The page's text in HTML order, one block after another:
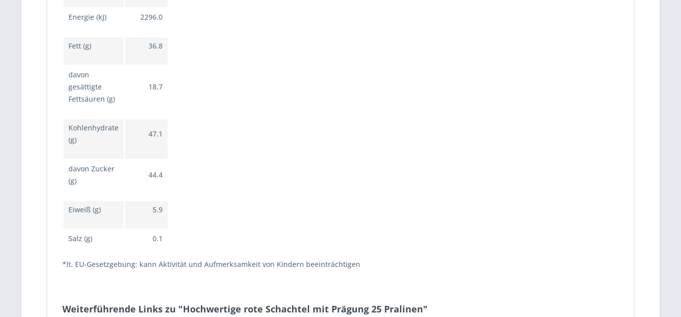
Energie (kJ) 2296.0
Fett (g) 36.8
davon
gesättigte
Fettsäuren (g)
18.7
Kohlenhydrate
(g)
47.1
davon Zucker
(g)
44.4
Eiweiß (g) 5.9
Salz (g) 0.1
*lt. EU-Gesetzgebung: kann Aktivität und Aufmerksamkeit von Kindern beeinträchtigen
Weiterführende Links zu "Hochwertige rote Schachtel mit Prägung 25 Pralinen"